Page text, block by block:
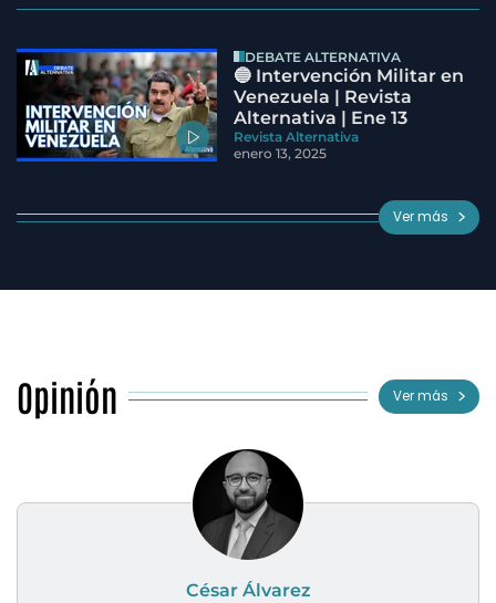
DEBATE ALTERNATIVA
🔵 Intervención Militar en
Venezuela | Revista
Alternativa | Ene 13
Revista Alternativa
enero 13, 2025
Ver más
Opinión Ver más
César Álvarez